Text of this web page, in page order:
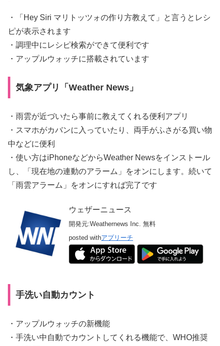
・「Hey Siri マリトッツォの作り方教えて」と言うとレシ
ピが表示されます
・調理中にレシピ検索ができて便利です
・アップルウォッチに搭載されています
気象アプリ「Weather News」
・雨雲が近づいたら事前に教えてくれる便利アプリ
・スマホがカバンに入っていたり、両手がふさがる買い物
中などに便利
・使い方はiPhoneなどからWeather Newsをインストール
し、「現在地の連動のアラーム」をオンにします。続いて
「雨雲アラーム」をオンにすれば完了です
ウェザーニュース
開発元:Weathernews Inc. 無料
posted withアプリーチ
手洗い自動カウント
・アップルウォッチの新機能
・手洗い中自動でカウントしてくれる機能で、WHO推奨